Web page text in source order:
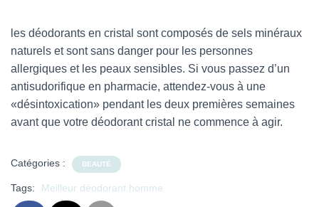
les déodorants en cristal sont composés de sels minéraux
naturels et sont sans danger pour les personnes
allergiques et les peaux sensibles. Si vous passez d’un
antisudorifique en pharmacie, attendez-vous à une
«désintoxication» pendant les deux premières semaines
avant que votre déodorant cristal ne commence à agir.
Catégories : BEAUTÉ
Tags: Meilleur déodorant homme